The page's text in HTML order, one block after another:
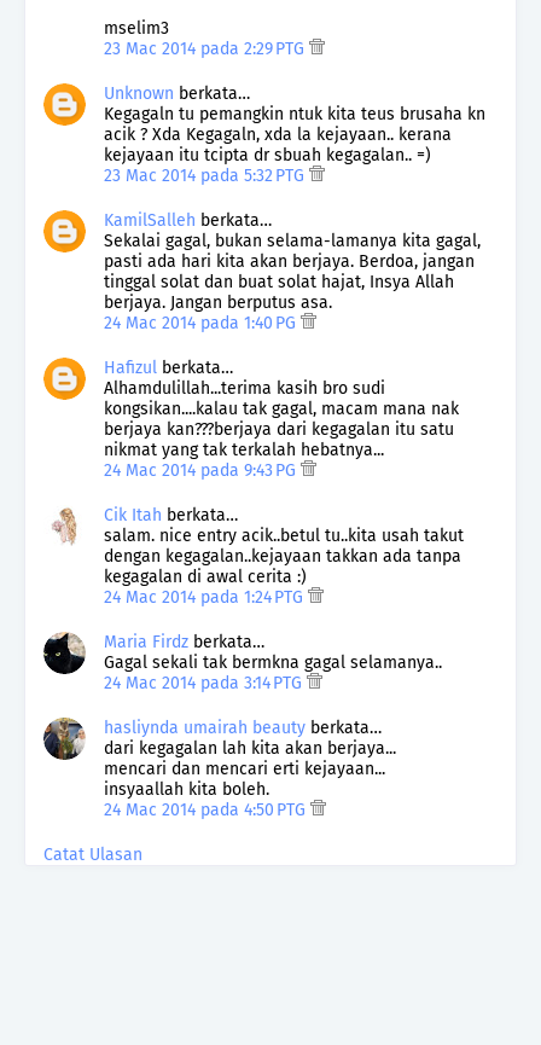
mselim3
23 Mac 2014 pada 2:29 PTG
Unknown berkata…
Kegagaln tu pemangkin ntuk kita teus brusaha kn
acik ? Xda Kegagaln, xda la kejayaan.. kerana
kejayaan itu tcipta dr sbuah kegagalan.. =)
23 Mac 2014 pada 5:32 PTG
KamilSalleh berkata…
Sekalai gagal, bukan selama-lamanya kita gagal,
pasti ada hari kita akan berjaya. Berdoa, jangan
tinggal solat dan buat solat hajat, Insya Allah
berjaya. Jangan berputus asa.
24 Mac 2014 pada 1:40 PG
Hafizul berkata…
Alhamdulillah...terima kasih bro sudi
kongsikan....kalau tak gagal, macam mana nak
berjaya kan???berjaya dari kegagalan itu satu
nikmat yang tak terkalah hebatnya...
24 Mac 2014 pada 9:43 PG
Cik Itah berkata…
salam. nice entry acik..betul tu..kita usah takut
dengan kegagalan..kejayaan takkan ada tanpa
kegagalan di awal cerita :)
24 Mac 2014 pada 1:24 PTG
Maria Firdz berkata…
Gagal sekali tak bermkna gagal selamanya..
24 Mac 2014 pada 3:14 PTG
hasliynda umairah beauty berkata…
dari kegagalan lah kita akan berjaya...
mencari dan mencari erti kejayaan...
insyaallah kita boleh.
24 Mac 2014 pada 4:50 PTG
Catat Ulasan